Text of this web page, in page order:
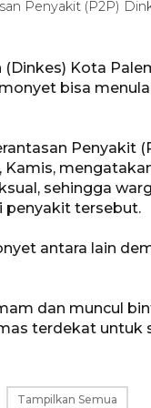
Penyakit (P2P)
Kota
bisa
Penyakit
sehingga
penyakit tersebut.
antara lain
dan muncul
terdekat untuk
Tampilkan Semua